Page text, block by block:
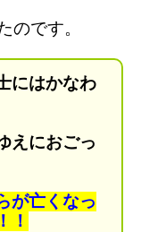
のです。
にはかなわ
えにおごっ
が亡くなっ
！